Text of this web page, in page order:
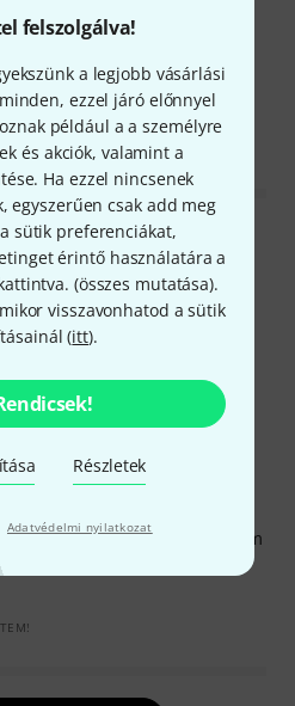
felszolgálva!
a legjobb vásárlási
ezzel járó előnnyel
például a a személyre
és akciók, valamint a
Ha ezzel nincsenek
egyszerűen csak add meg
sütik preferenciákat,
érintő használatára a
(összes mutatása).
visszavonhatod a sütik
(itt).
Részletek
Adatvédelmi nyilatkozat
nem túl dús felhangokban,
gumiborítás is a
a felragasztást használat
ragadjon le
21.10.2019
nem porzik nagyon, nem
Használata is
– nem szárad ki olyan
Újra és újra meg fogom